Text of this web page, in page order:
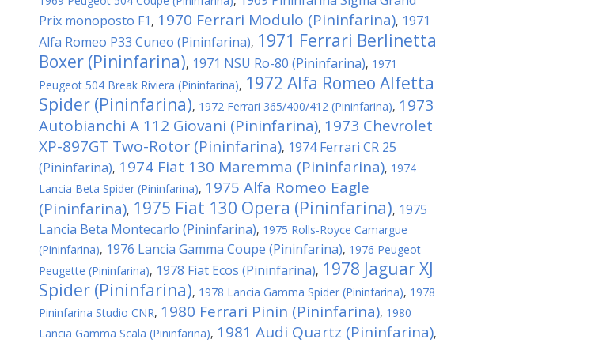
Prix monoposto F1 , 1970 Ferrari Modulo (Pininfarina), 1971
Alfa Romeo P33 Cuneo (Pininfarina), 1971 Ferrari Berlinetta
Boxer (Pininfarina), 1971 NSU Ro-80 (Pininfarina), 1971
Peugeot 504 Break Riviera (Pininfarina), 1972 Alfa Romeo Alfetta
Spider (Pininfarina), 1972 Ferrari 365/400/412 (Pininfarina), 1973
Autobianchi A 112 Giovani (Pininfarina), 1973 Chevrolet
XP-897GT Two-Rotor (Pininfarina), 1974 Ferrari CR 25
(Pininfarina), 1974 Fiat 130 Maremma (Pininfarina), 1974
Lancia Beta Spider (Pininfarina), 1975 Alfa Romeo Eagle
(Pininfarina), 1975 Fiat 130 Opera (Pininfarina), 1975
Lancia Beta Montecarlo (Pininfarina), 1975 Rolls-Royce Camargue
(Pininfarina), 1976 Lancia Gamma Coupe (Pininfarina), 1976 Peugeot
Peugette (Pininfarina), 1978 Fiat Ecos (Pininfarina), 1978 Jaguar XJ
Spider (Pininfarina), 1978 Lancia Gamma Spider (Pininfarina), 1978
Pininfarina Studio CNR, 1980 Ferrari Pinin (Pininfarina), 1980
Lancia Gamma Scala (Pininfarina), 1981 Audi Quartz (Pininfarina),